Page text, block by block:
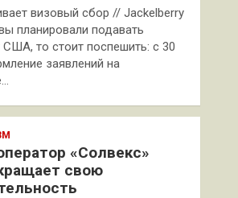
визовый сбор // Jackelberry
планировали подавать
то стоит поспешить: с 30
заявлений на
«Солвекс»
свою